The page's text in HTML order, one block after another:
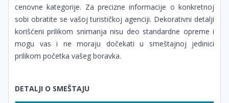
cenovne kategorije. Za precizne informacije o konkretnoj
sobi obratite se vašoj turističkoj agenciji. Dekorativni detalji
korišćeni prilikom snimanja nisu deo standardne opreme i
mogu vas i ne moraju dočekati u smeštajnoj jedinici
prilikom početka vašeg boravka.
DETALJI O SMEŠTAJU